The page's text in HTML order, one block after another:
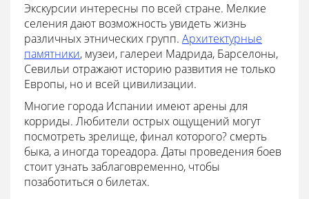
Экскурсии интересны по всей стране. Мелкие
селения дают возможность увидеть жизнь
различных этнических групп. Архитектурные
памятники, музеи, галереи Мадрида, Барселоны,
Севильи отражают историю развития не только
Европы, но и всей цивилизации.
Многие города Испании имеют арены для
корриды. Любители острых ощущений могут
посмотреть зрелище, финал которого? смерть
быка, а иногда тореадора. Даты проведения боев
стоит узнать заблаговременно, чтобы
позаботиться о билетах.